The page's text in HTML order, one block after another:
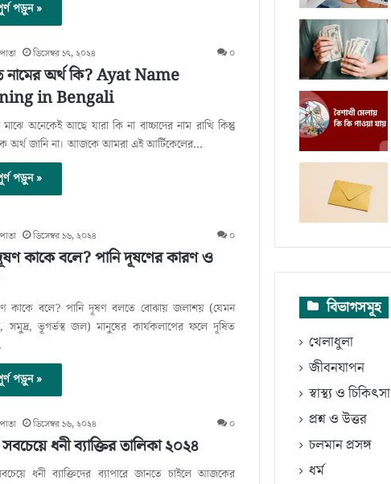
পড়ুন »
ডিসেম্বর ১৭, ২০২৪ ০
অর্থ কি? Ayat Name
in Bengali
অনেকেই আছে যারা কি না বাচ্চাদের নাম রাখি কিন্তু
অর্থ জানি না। আজকে আমরা এই আর্টিকেলের…
পড়ুন »
ডিসেম্বর ১৬, ২০২৪ ০
কাকে বলে? পানি দূষণের কারণ ও
কাকে বলে? পানি দূষণ বলতে বোঝায় জলাশয় (যেমন
সমুদ্র, ভূগর্ভস্থ জল) মানুষের কার্যকলাপের ফলে দূষিত
পড়ুন »
ডিসেম্বর ১৬, ২০২৪ ০
সবচেয়ে ধনী ব্যাক্তির তালিকা ২০২৪
ধনী ব্যাক্তিদের ব্যাপারে জানতে চাইলে আজকের
বিভাগসমূহ
খেলাধুলা
জীবনযাপন
স্বাস্থ্য ও চিকিৎসা
প্রশ্ন ও উত্তর
চলমান প্রসঙ্গ
ধর্ম